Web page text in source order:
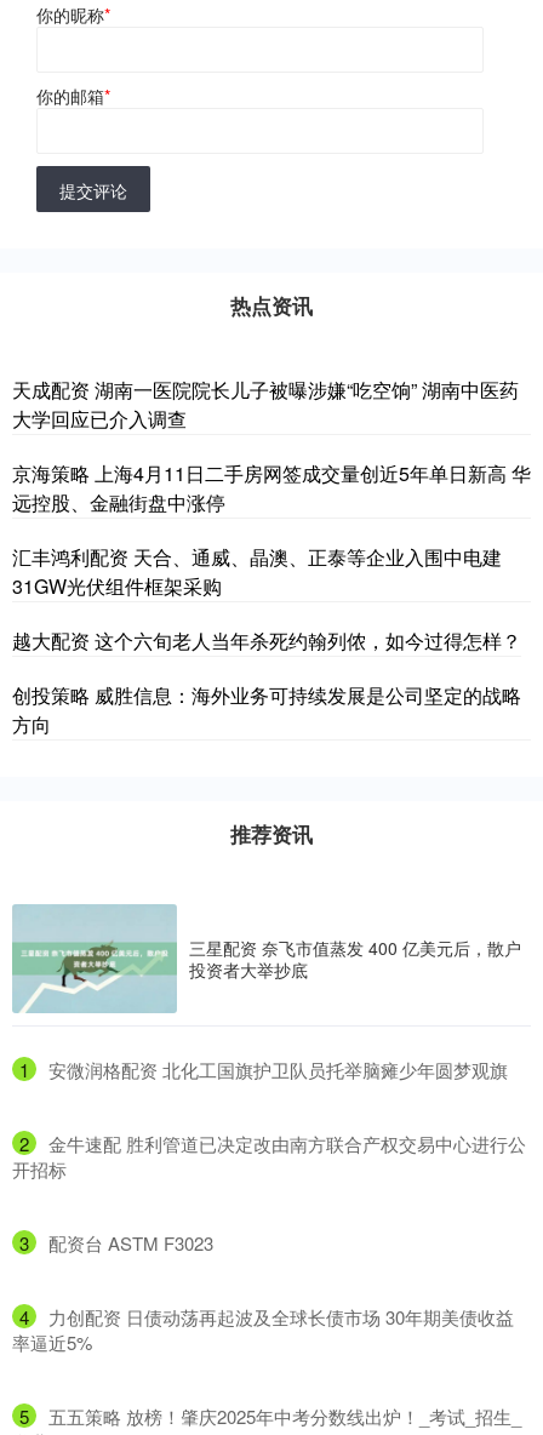
你的昵称*
你的邮箱*
提交评论
热点资讯
天成配资 湖南一医院院长儿子被曝涉嫌“吃空饷” 湖南中医药
大学回应已介入调查
京海策略 上海4月11日二手房网签成交量创近5年单日新高 华
远控股、金融街盘中涨停
汇丰鸿利配资 天合、通威、晶澳、正泰等企业入围中电建
31GW光伏组件框架采购
越大配资 这个六旬老人当年杀死约翰列侬，如今过得怎样？
创投策略 威胜信息：海外业务可持续发展是公司坚定的战略
方向
推荐资讯
三星配资 奈飞市值蒸发 400 亿美元后，散户
投资者大举抄底
1 ​安微润格配资 北化工国旗护卫队员托举脑瘫少年圆梦观旗
2
​金牛速配 胜利管道已决定改由南方联合产权交易中心进行公
开招标
3 ​配资台 ASTM F3023
4
​力创配资 日债动荡再起波及全球长债市场 30年期美债收益
率逼近5%
5
​五五策略 放榜！肇庆2025年中考分数线出炉！_考试_招生_